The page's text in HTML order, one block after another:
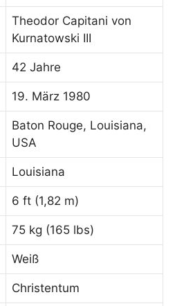
Theodor Capitani von
Kurnatowski III
42 Jahre
19. März 1980
Baton Rouge, Louisiana,
USA
Louisiana
6 ft (1,82 m)
75 kg (165 lbs)
Weiß
Christentum